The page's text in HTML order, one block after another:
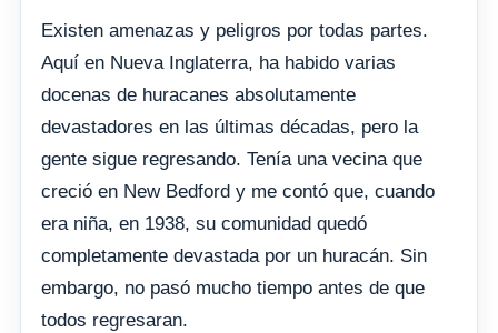
Existen amenazas y peligros por todas partes.
Aquí en Nueva Inglaterra, ha habido varias
docenas de huracanes absolutamente
devastadores en las últimas décadas, pero la
gente sigue regresando. Tenía una vecina que
creció en New Bedford y me contó que, cuando
era niña, en 1938, su comunidad quedó
completamente devastada por un huracán. Sin
embargo, no pasó mucho tiempo antes de que
todos regresaran.